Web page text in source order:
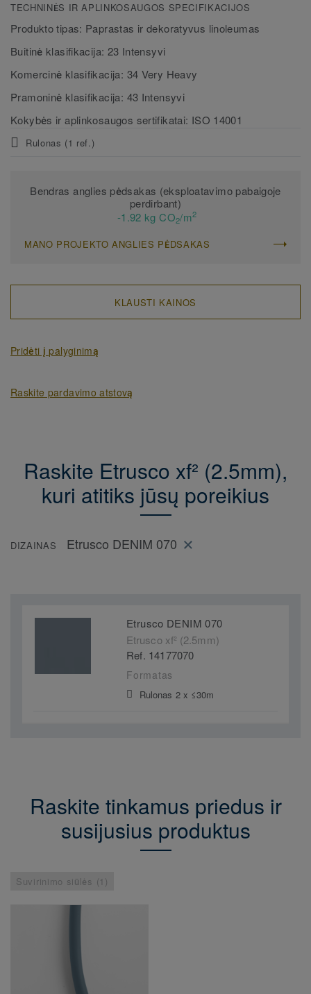
TECHNINĖS IR APLINKOSAUGOS SPECIFIKACIJOS
Produkto tipas: Paprastas ir dekoratyvus linoleumas
Buitinė klasifikacija: 23 Intensyvi
Komercinė klasifikacija: 34 Very Heavy
Pramoninė klasifikacija: 43 Intensyvi
Kokybės ir aplinkosaugos sertifikatai: ISO 14001
Rulonas (1 ref.)
Bendras anglies pėdsakas (eksploatavimo pabaigoje
perdirbant)
-1.92 kg CO2/m2
MANO PROJEKTO ANGLIES PĖDSAKAS
KLAUSTI KAINOS
Pridėti į palyginimą
Raskite pardavimo atstovą
Raskite Etrusco xf² (2.5mm),
kuri atitiks jūsų poreikius
DIZAINAS Etrusco DENIM 070
Etrusco DENIM 070
Etrusco xf² (2.5mm)
Ref. 14177070
Formatas
Rulonas 2 x ≤30m
Raskite tinkamus priedus ir
susijusius produktus
Suvirinimo siūlės (1)